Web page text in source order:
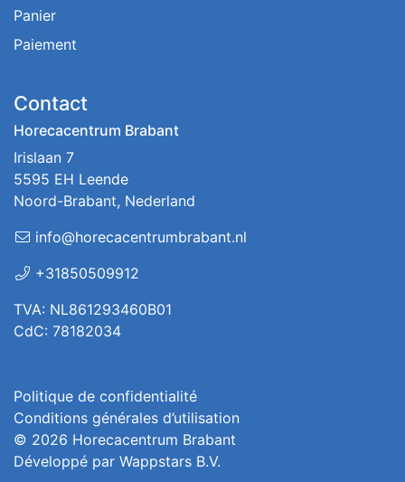
Panier
Paiement
Contact
Horecacentrum Brabant
Irislaan 7
5595 EH Leende
Noord-Brabant, Nederland
info@horecacentrumbrabant.nl
+31850509912
TVA: NL861293460B01
CdC: 78182034
Politique de confidentialité
Conditions générales d’utilisation
© 2026 Horecacentrum Brabant
Développé par Wappstars B.V.